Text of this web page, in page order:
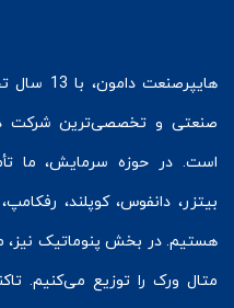
هایپرصنعت
دامون،
صنعتی و تخصصی‌ترین شرکت
است. در حوزه سرمایش، ما
بیتزر، دانفوس،کوپلند،
هستیم. در بخش پنوماتیک
متال ورک